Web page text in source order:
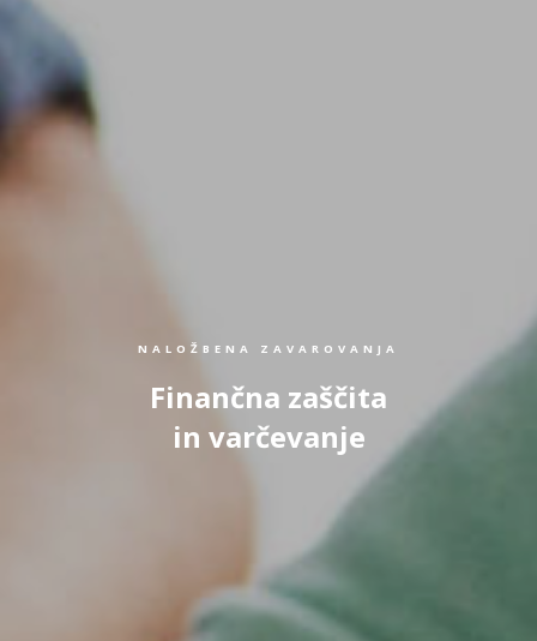
NALOŽBENA ZAVAROVANJA
Finančna zaščita
in varčevanje